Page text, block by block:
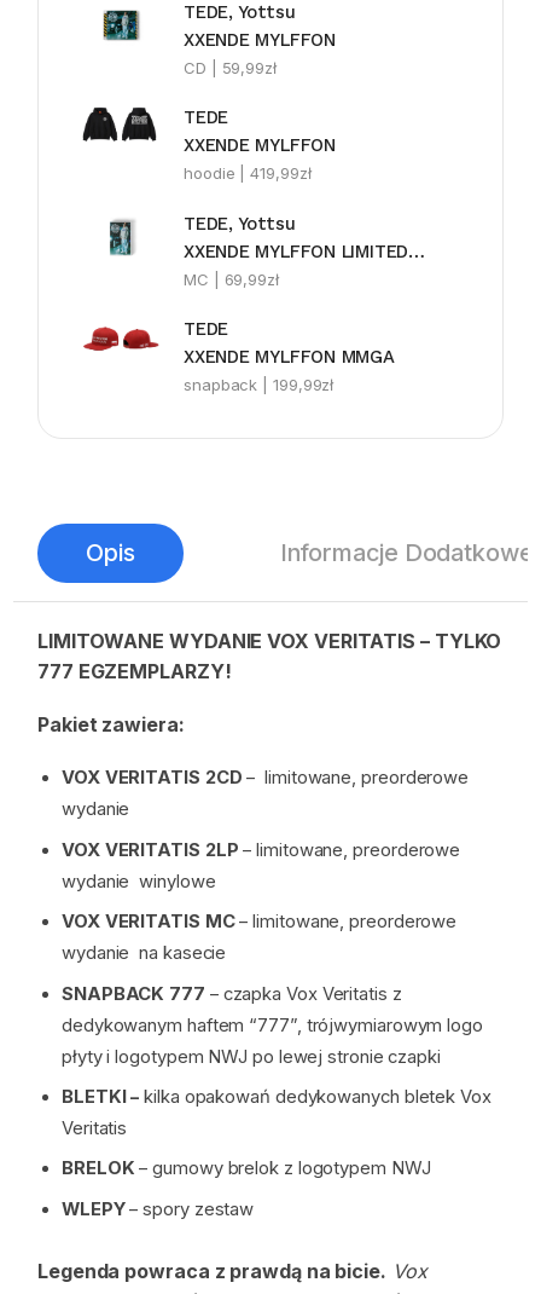
TEDE, Yottsu
XXENDE MYLFFON
CD | 59,99zł
TEDE
XXENDE MYLFFON
hoodie |419,99zł
TEDE, Yottsu
XXENDE MYLFFON LIMITEDE MC
MC | 69,99zł
TEDE
XXENDE MYLFFON MMGA
snapback |199,99zł
Opis Informacje Dodatkowe
LIMITOWANE WYDANIE VOX VERITATIS – TYLKO
777 EGZEMPLARZY!
Pakiet zawiera:
VOX VERITATIS 2CD – limitowane, preorderowe
wydanie
VOX VERITATIS 2LP – limitowane, preorderowe
wydanie winylowe
VOX VERITATIS MC– limitowane, preorderowe
wydanie na kasecie
SNAPBACK 777 – czapka Vox Veritatis z
dedykowanym haftem “777”, trójwymiarowym logo
płyty i logotypem NWJ po lewej stronie czapki
BLETKI –kilka opakowań dedykowanych bletek Vox
Veritatis
BRELOK – gumowy brelok z logotypem NWJ
WLEPY– spory zestaw
Legenda powraca z prawdą na bicie. Vox